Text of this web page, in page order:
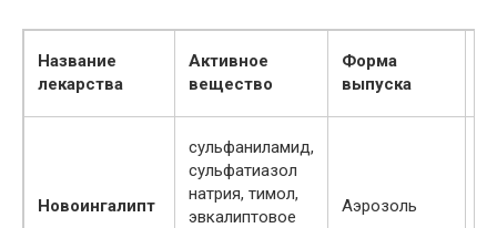
Название
лекарства
Активное
вещество
Форма
выпуска
Новоингалипт
сульфаниламид,
сульфатиазол
натрия, тимол,
эвкалиптовое
Аэрозоль